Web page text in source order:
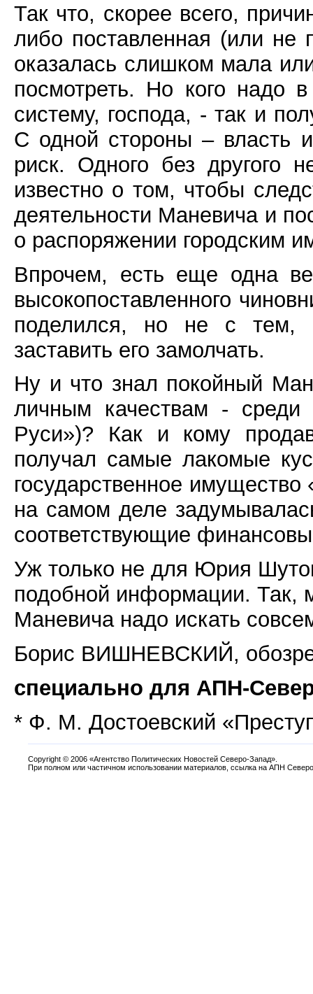
Так что, скорее всего,
либо поставленная (или не
оказалась слишком мала
посмотреть. Но кого надо
систему, господа, - так и
С одной стороны – власть
риск. Одного без другого
известно о том, чтобы
деятельности Маневича и
о распоряжении городским
Впрочем, есть еще одна
высокопоставленного
поделился, но не с тем,
заставить его замолчать.
Ну и что знал покойный
личным качествам - среди
Руси»)? Как и кому
получал самые лакомые
государственное
на самом деле
соответствующие
Уж только не для Юрия
подобной информации. Так,
Маневича надо искать
Борис ВИШНЕВСКИЙ,
специально для АПН-
* Ф. М. Достоевский
Copyright © 2006 «Агентство Политических Новостей Северо-Запад».
При полном или частичном использовании материалов, ссылка на АПН